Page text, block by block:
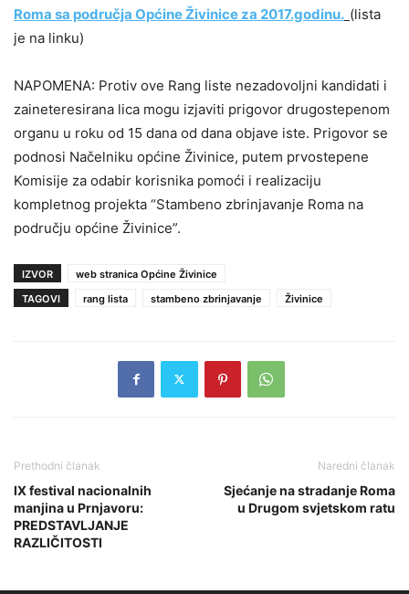
Roma sa područja Općine Živinice za 2017.godinu. (lista
je na linku)
NAPOMENA: Protiv ove Rang liste nezadovoljni kandidati i
zaineteresirana lica mogu izjaviti prigovor drugostepenom
organu u roku od 15 dana od dana objave iste. Prigovor se
podnosi Načelniku općine Živinice, putem prvostepene
Komisije za odabir korisnika pomoći i realizaciju
kompletnog projekta “Stambeno zbrinjavanje Roma na
području općine Živinice”.
IZVOR
web stranica Općine Živinice
TAGOVI
rang lista stambeno zbrinjavanje Živinice
Prethodni članak
IX festival nacionalnih
manjina u Prnjavoru:
PREDSTAVLJANJE
RAZLIČITOSTI
Naredni članak
Sjećanje na stradanje Roma
u Drugom svjetskom ratu